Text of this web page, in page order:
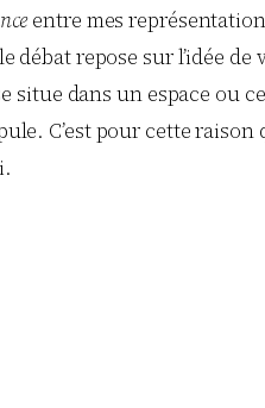
entre mes
débat repose sur l’idée
situe dans un espace ou
C’est pour cette